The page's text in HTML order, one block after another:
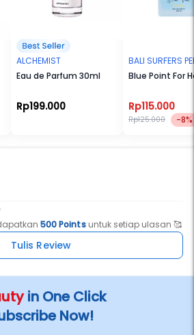
ALCHEMIST
Eau de Parfum 30ml
Rp199.000
BALI SURFERS
Blue Point For
Rp115.000
Rp125.000 -8%
500 Pointsuntuk setiap ulasan 🥰
Tulis Review
in One Click
Now!